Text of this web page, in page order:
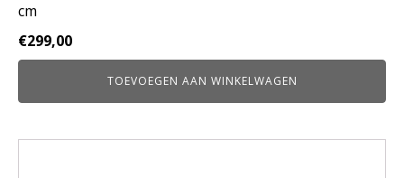
cm
€299,00
TOEVOEGEN AAN WINKELWAGEN